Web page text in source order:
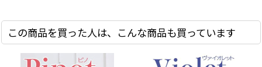
この商品を買った人は、こんな商品も買っています